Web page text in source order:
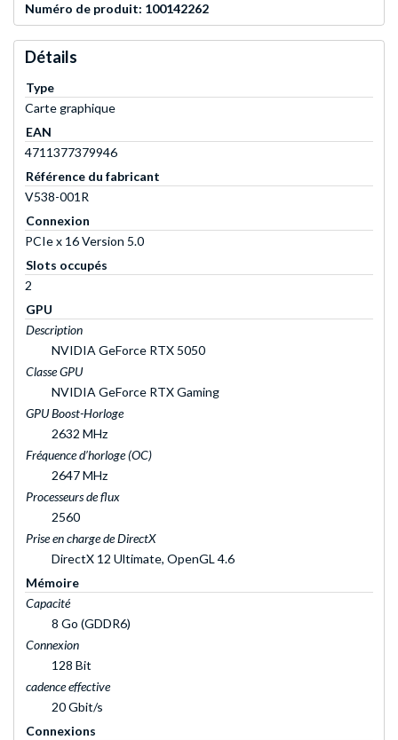
Numéro de produit: 100142262
Détails
Type
Carte graphique
EAN
4711377379946
Référence du fabricant
V538-001R
Connexion
PCIe x 16 Version 5.0
Slots occupés
2
GPU
Description
NVIDIA GeForce RTX 5050
Classe GPU
NVIDIA GeForce RTX Gaming
GPU Boost-Horloge
2632 MHz
Fréquence d’horloge (OC)
2647 MHz
Processeurs de flux
2560
Prise en charge de DirectX
DirectX 12 Ultimate, OpenGL 4.6
Mémoire
Capacité
8 Go (GDDR6)
Connexion
128 Bit
cadence effective
20 Gbit/s
Connexions